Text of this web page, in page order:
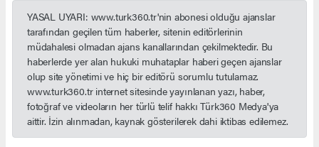
YASAL UYARI: www.turk360.tr'nin abonesi olduğu ajanslar
tarafından geçilen tüm haberler, sitenin editörlerinin
müdahalesi olmadan ajans kanallarından çekilmektedir. Bu
haberlerde yer alan hukuki muhataplar haberi geçen ajanslar
olup site yönetimi ve hiç bir editörü sorumlu tutulamaz.
www.turk360.tr internet sitesinde yayınlanan yazı, haber,
fotoğraf ve videoların her türlü telif hakkı Türk360 Medya'ya
aittir. İzin alınmadan, kaynak gösterilerek dahi iktibas edilemez.